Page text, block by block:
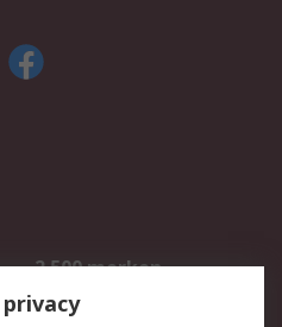
2.500 merken
Inkoopoplossingen